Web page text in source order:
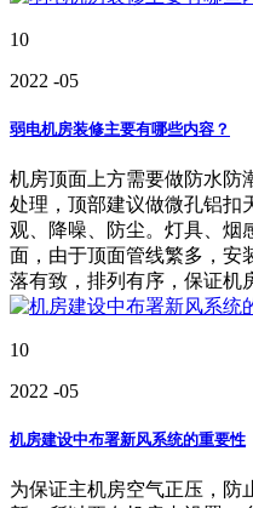
10
2022 -05
弱电机房装修主要有哪些内容？
机房顶面上方需要做防水防
处理，顶部建议做微孔铝扣
观、降噪、防尘。灯具、烟
面，由于顶面管线繁多，安
落有致，排列有序，保证机
10
2022 -05
机房建设中布署新风系统的重要性
为保证主机房空气正压，防